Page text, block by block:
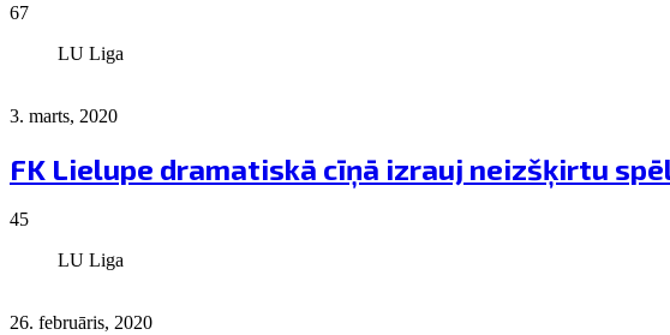
67
LU Liga
3. marts, 2020
FK Lielupe dramatiskā cīņā izrauj neizšķirtu
45
LU Liga
26. februāris, 2020